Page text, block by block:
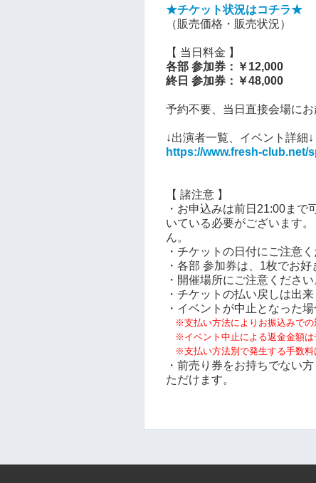
★チケット状況はコチラ★
（販売価格・販売状況）
【 当日料金 】
各部 参加券 ：￥12,000
終日 参加券 ：￥48,000
予約不要、当日直接会場にお
↓出演者一覧、イベント詳細↓
https://www.fresh-club.net/
【 諸注意 】
・お申込みは前日21:00ま
いている必要がございます
ん。
・チケットの日付にご注意く
・各部 参加券は、1枚でお
・開催場所にご注意ください
・チケットの払い戻しは出来
・イベントが中止となった
※支払い方法によりお振込みでの
※イベント中止による返金金額は
※支払い方法別で発生する手数料
・前売り券をお持ちでない
ただけます。